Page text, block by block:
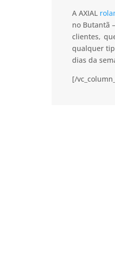
A AXIAL
no Butantã
clientes,
qualquer
dias da
[/